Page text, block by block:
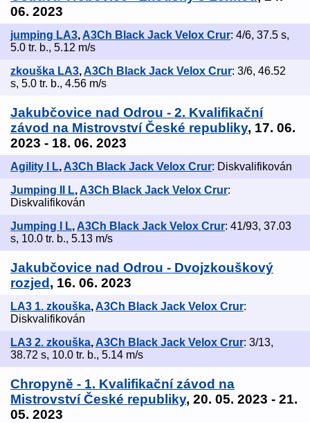
06. 2023
jumping LA3, A3Ch Black Jack Velox Crur: 4/6, 37.5 s,
5.0 tr. b., 5.12 m/s
zkouška LA3,A3Ch Black Jack Velox Crur: 3/6, 46.52
s, 5.0 tr. b., 4.56 m/s
Jakubčovice nad Odrou - 2. Kvalifikační
závod na Mistrovství České republiky, 17. 06.
2023 - 18. 06. 2023
Agility I L, A3Ch Black Jack Velox Crur: Diskvalifikován
Jumping II L,A3Ch Black Jack Velox Crur:
Diskvalifikován
Jumping I L, A3Ch Black Jack Velox Crur: 41/93, 37.03
s, 10.0 tr. b., 5.13 m/s
Jakubčovice nad Odrou - Dvojzkouškový
rozjed , 16. 06. 2023
LA3 1. zkouška,A3Ch Black Jack Velox Crur:
Diskvalifikován
LA3 2. zkouška, A3Ch Black Jack Velox Crur: 3/13,
38.72 s, 10.0 tr. b., 5.14 m/s
Chropyně - 1. Kvalifikační závod na
Mistrovství České republiky, 20. 05. 2023 - 21.
05. 2023